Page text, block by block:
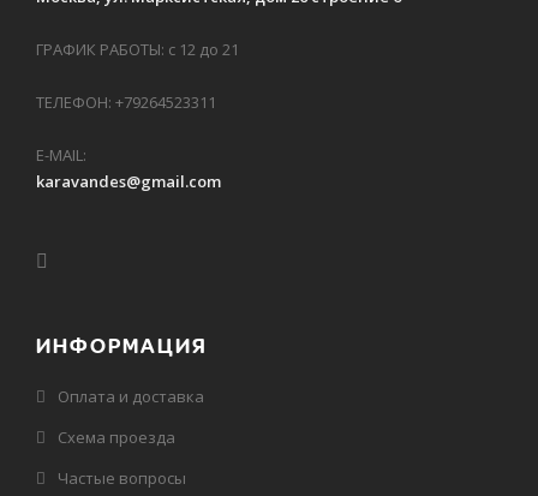
ГРАФИК РАБОТЫ: с 12 до 21
ТЕЛЕФОН: +79264523311
E-MAIL:
karavandes@gmail.com
ИНФОРМАЦИЯ
Оплата и доставка
Схема проезда
Частые вопросы